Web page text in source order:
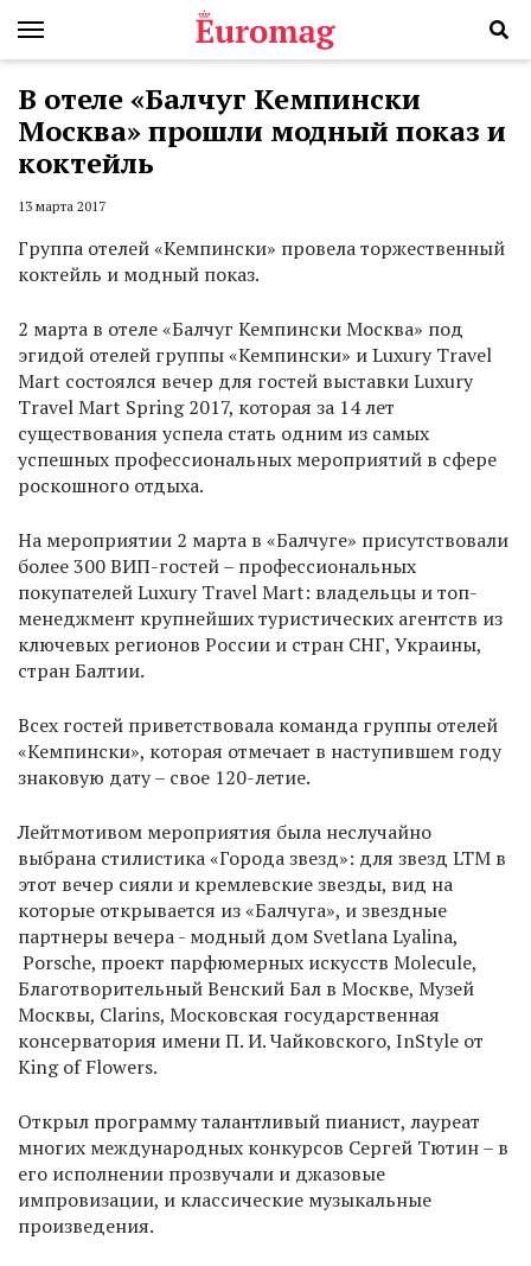
В отеле «Балчуг Кемпински
Москва» прошли модный показ и
коктейль
13 марта 2017
Группа отелей «Кемпински» провела торжественный
коктейль и модный показ.
2 марта в отеле «Балчуг Кемпински Москва» под
эгидой отелей группы «Кемпински» и Luxury Travel
Mart состоялся вечер для гостей выставки Luxury
Travel Mart Spring 2017, которая за 14 лет
существования успела стать одним из самых
успешных профессиональных мероприятий в сфере
роскошного отдыха.
На мероприятии 2 марта в «Балчуге» присутствовали
более 300 ВИП-гостей – профессиональных
покупателей Luxury Travel Mart: владельцы и топ-
менеджмент крупнейших туристических агентств из
ключевых регионов России и стран СНГ, Украины,
стран Балтии.
Всех гостей приветствовала команда группы отелей
«Кемпински», которая отмечает в наступившем году
знаковую дату – свое 120-летие.
Лейтмотивом мероприятия была неслучайно
выбрана стилистика «Города звезд»: для звезд LTM в
этот вечер сияли и кремлевские звезды, вид на
которые открывается из «Балчуга», и звездные
партнеры вечера - модный дом Svetlana Lyalina,
Porsche, проект парфюмерных искусств Molecule,
Благотворительный Венский Бал в Москве, Музей
Москвы, Clarins, Московская государственная
консерватория имени П. И. Чайковского, InStyle от
King of Flowers.
Открыл программу талантливый пианист, лауреат
многих международных конкурсов Сергей Тютин – в
его исполнении прозвучали и джазовые
импровизации, и классические музыкальные
произведения.